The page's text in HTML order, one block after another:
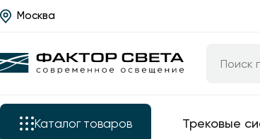
Москва
Каталог товаров Трековые
Назад
Каталог